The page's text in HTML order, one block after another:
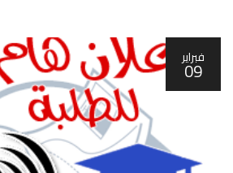
فبراير
09